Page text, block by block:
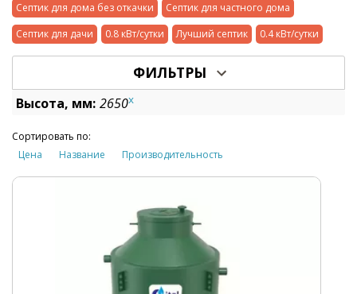
Септик для дома без откачки
Септик для частного дома
Септик для дачи
0.8 кВт/сутки Лучший септик 0.4 кВт/сутки
ФИЛЬТРЫ
Высота, мм: 2650x
Сортировать по:
Цена
Название Производительность